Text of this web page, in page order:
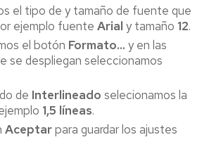
el tipo de y tamaño de fuente que
ejemplo fuente Arial y tamaño 12.
el botón Formato... y en las
se despliegan seleccionamos
de Interlineado selecionamos la
1,5 líneas.
Aceptarpara guardar los ajustes